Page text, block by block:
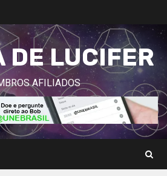
DE LUCIFER
AFILIADOS